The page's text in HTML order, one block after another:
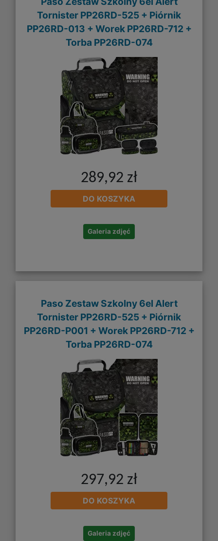
Tornister PP26RD-525 + Piórnik
PP26RD-013 + Worek PP26RD-712 +
Torba PP26RD-074
289,92 zł
DO KOSZYKA
Galeria zdjęć
Paso Zestaw Szkolny 6el Alert
Tornister PP26RD-525 + Piórnik
PP26RD-P001 + Worek PP26RD-712 +
Torba PP26RD-074
297,92 zł
DO KOSZYKA
Galeria zdjęć